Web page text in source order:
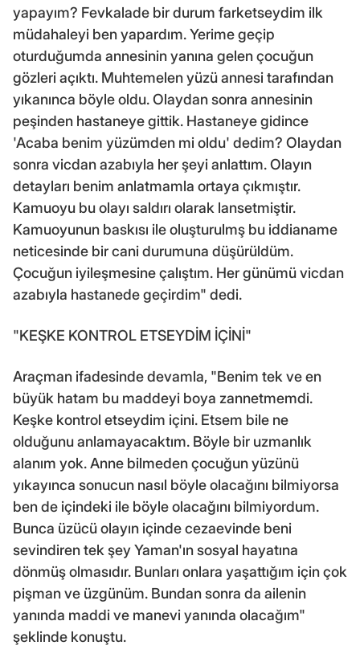
yapayım? Fevkalade bir durum farketseydim ilk
müdahaleyi ben yapardım. Yerime geçip
oturduğumda annesinin yanına gelen çocuğun
gözleri açıktı. Muhtemelen yüzü annesi tarafından
yıkanınca böyle oldu. Olaydan sonra annesinin
peşinden hastaneye gittik. Hastaneye gidince
'Acaba benim yüzümden mi oldu' dedim? Olaydan
sonra vicdan azabıyla her şeyi anlattım. Olayın
detayları benim anlatmamla ortaya çıkmıştır.
Kamuoyu bu olayı saldırı olarak lansetmiştir.
Kamuoyunun baskısı ile oluşturulmş bu iddianame
neticesinde bir cani durumuna düşürüldüm.
Çocuğun iyileşmesine çalıştım. Her günümü vicdan
azabıyla hastanede geçirdim" dedi.
"KEŞKE KONTROL ETSEYDİM İÇİNİ"
Araçman ifadesinde devamla, "Benim tek ve en
büyük hatam bu maddeyi boya zannetmemdi.
Keşke kontrol etseydim içini. Etsem bile ne
olduğunu anlamayacaktım. Böyle bir uzmanlık
alanım yok. Anne bilmeden çocuğun yüzünü
yıkayınca sonucun nasıl böyle olacağını bilmiyorsa
ben de içindeki ile böyle olacağını bilmiyordum.
Bunca üzücü olayın içinde cezaevinde beni
sevindiren tek şey Yaman'ın sosyal hayatına
dönmüş olmasıdır. Bunları onlara yaşattığım için çok
pişman ve üzgünüm. Bundan sonra da ailenin
yanında maddi ve manevi yanında olacağım"
şeklinde konuştu.